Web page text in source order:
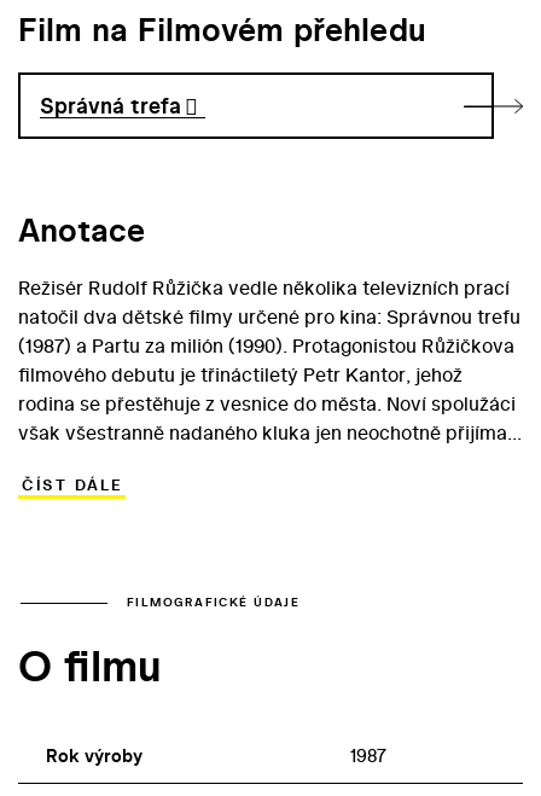
Film na Filmovém přehledu
Správná trefa
Anotace
Režisér Rudolf Růžička vedle několika televizních prací
natočil dva dětské filmy určené pro kina: Správnou trefu
(1987) a Partu za milión (1990). Protagonistou Růžičkova
filmového debutu je třináctiletý Petr Kantor, jehož
rodina se přestěhuje z vesnice do města. Noví spolužáci
však všestranně nadaného kluka jen neochotně přijímají.
Nesnášenlivost přeroste v sérii nespravedlivých
Hudecký a také ostatní role ve snímku, který vznikl ve
Známé tváře (Miroslav Donutil, Gabriela Wilhelmová) si
ČÍST DÁLE
FILMOGRAFICKÉ ÚDAJE
O filmu
Rok výroby 1987